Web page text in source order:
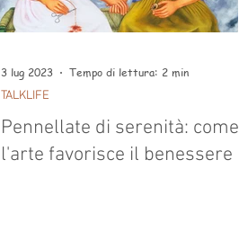
Pennellate di serenità: come
l'arte favorisce il benessere
TALKLIFE
3 lug 2023 Tempo di lettura: 2 min